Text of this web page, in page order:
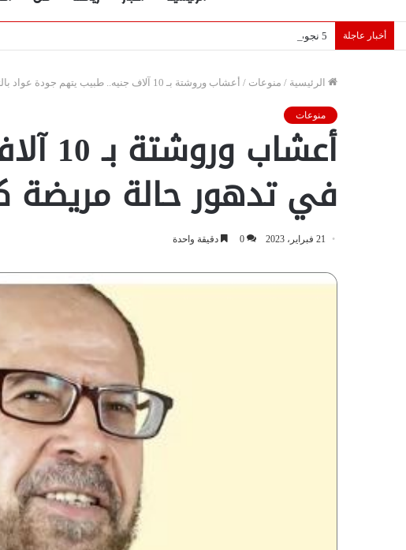
أخبار عاجلة 5 نجوم عرب يخطفون الأضواء بسوق الانتقالات الأوروبية 2026.. “رؤية” تكشف التفاصيل | إنفوجراف
الرئيسية / منوعات / أعشاب وروشتة بـ 10 آلاف جنيه.. طبيب يتهم جودة عواد بالتسبب في تدهور حالة مريضة كلى
منوعات
في تدهور حالة مريضة
21 فبراير، 2023 0 دقيقة واحدة